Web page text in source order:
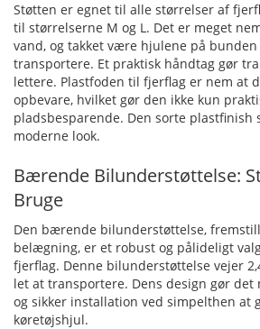
Støtten er egnet til alle størrelser af
til størrelserne M og L. Det er meget
vand, og takket være hjulene på
transportere. Et praktisk håndtag gør
lettere. Plastfoden til fjerflag er nem at
opbevare, hvilket gør den ikke kun
pladsbesparende. Den sorte
moderne look.
Bærende Bilunderstøttelse:
Bruge
Den bærende bilunderstøttelse,
belægning, er et robust og pålideligt
fjerflag. Denne bilunderstøttelse vejer
let at transportere. Dens design gør
og sikker installation ved simpelthen at
køretøjshjul.